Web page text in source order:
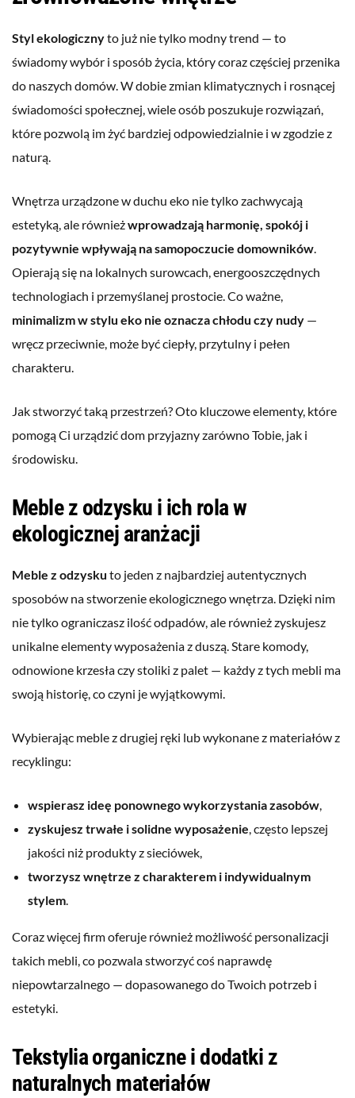
Styl ekologicznyto już nie tylko modny trend — to
świadomy wybór i sposób życia, który coraz częściej przenika
do naszych domów. W dobie zmian klimatycznych i rosnącej
świadomości społecznej, wiele osób poszukuje rozwiązań,
które pozwolą im żyć bardziej odpowiedzialnie i w zgodzie z
naturą.
Wnętrza urządzone w duchu eko nie tylko zachwycają
estetyką, ale równieżwprowadzają harmonię, spokój i
pozytywnie wpływają na samopoczucie domowników.
Opierają się na lokalnych surowcach, energooszczędnych
technologiach i przemyślanej prostocie. Co ważne,
minimalizm w stylu eko nie oznacza chłodu czy nudy —
wręcz przeciwnie, może być ciepły, przytulny i pełen
charakteru.
Jak stworzyć taką przestrzeń? Oto kluczowe elementy, które
pomogą Ci urządzić dom przyjazny zarówno Tobie, jak i
środowisku.
Meble z odzysku i ich rola w
ekologicznej aranżacji
Meble z odzysku to jeden z najbardziej autentycznych
sposobów na stworzenie ekologicznego wnętrza. Dzięki nim
nie tylko ograniczasz ilość odpadów, ale również zyskujesz
unikalne elementy wyposażenia z duszą. Stare komody,
odnowione krzesła czy stoliki z palet — każdy z tych mebli ma
swoją historię, co czyni je wyjątkowymi.
Wybierając meble z drugiej ręki lub wykonane z materiałów z
recyklingu:
wspierasz ideę ponownego wykorzystania zasobów,
zyskujesz trwałe i solidne wyposażenie, często lepszej
jakości niż produkty z sieciówek,
tworzysz wnętrze z charakterem i indywidualnym
stylem.
Coraz więcej firm oferuje również możliwość personalizacji
takich mebli, co pozwala stworzyć coś naprawdę
niepowtarzalnego — dopasowanego do Twoich potrzeb i
estetyki.
Tekstylia organiczne i dodatki z
naturalnych materiałów